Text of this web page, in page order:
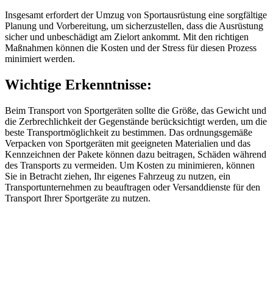
Insgesamt erfordert der Umzug von Sportausrüstung eine sorgfältige
Planung und Vorbereitung, um sicherzustellen, dass die Ausrüstung
sicher und unbeschädigt am Zielort ankommt. Mit den richtigen
Maßnahmen können die Kosten und der Stress für diesen Prozess
minimiert werden.
Wichtige Erkenntnisse:
Beim Transport von Sportgeräten sollte die Größe, das Gewicht und
die Zerbrechlichkeit der Gegenstände berücksichtigt werden, um die
beste Transportmöglichkeit zu bestimmen. Das ordnungsgemäße
Verpacken von Sportgeräten mit geeigneten Materialien und das
Kennzeichnen der Pakete können dazu beitragen, Schäden während
des Transports zu vermeiden. Um Kosten zu minimieren, können
Sie in Betracht ziehen, Ihr eigenes Fahrzeug zu nutzen, ein
Transportunternehmen zu beauftragen oder Versanddienste für den
Transport Ihrer Sportgeräte zu nutzen.